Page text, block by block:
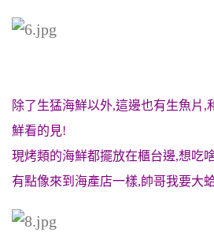
除了生猛海鮮以外,這邊也有生魚片,
鮮看的見!
現烤類的海鮮都擺放在櫃台邊,想吃
有點像來到海產店一樣,帥哥我要大